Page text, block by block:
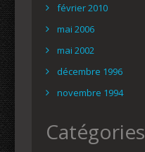
février 2010
mai 2006
mai 2002
décembre 1996
novembre 1994
Catégories